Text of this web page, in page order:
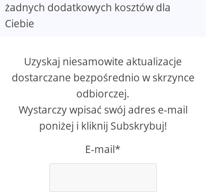
żadnych dodatkowych kosztów dla
Ciebie
Uzyskaj niesamowite aktualizacje
dostarczane bezpośrednio w skrzynce
odbiorczej.
Wystarczy wpisać swój adres e-mail
poniżej i kliknij Subskrybuj!
E-mail*